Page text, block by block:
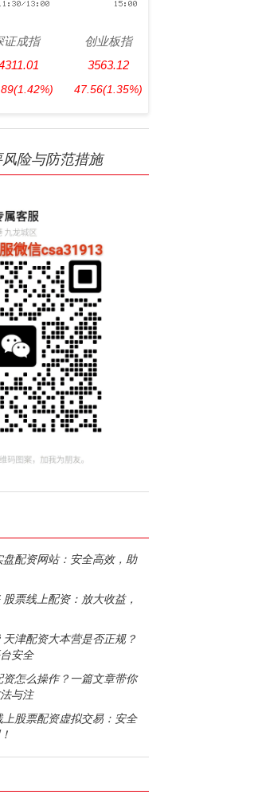
证成指
(1.42%)
创业板指
3563.12
47.56(1.35%)
险与防范措施
配资网站：安全高效，助
票线上配资：放大收益，
津配资大本营是否正规？
安全
怎么操作？一篇文章带你
与注
股票配资虚拟交易：安全